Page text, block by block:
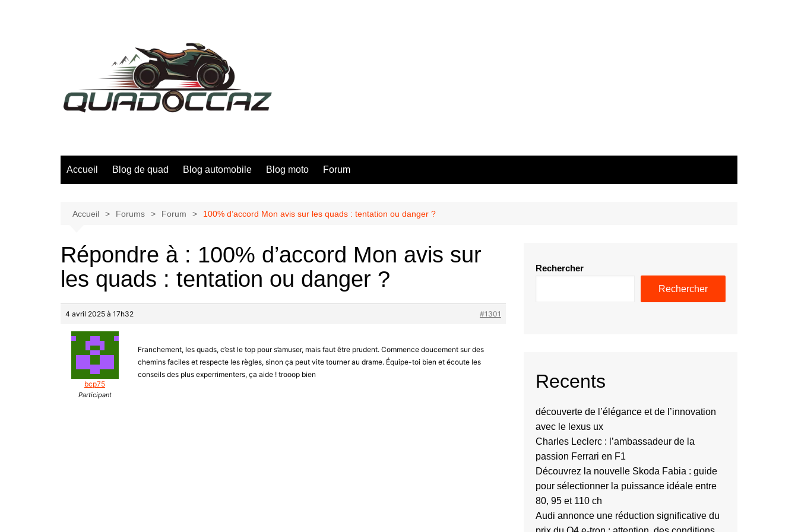
Accueil Blog de quad Blog automobile Blog moto Forum
Accueil Forums Forum 100% d’accord Mon avis sur les quads : tentation ou danger ?
Répondre à : 100% d’accord Mon avis sur
les quads : tentation ou danger ?
4 avril 2025 à 17h32 #1301
bcp75
Participant
Franchement, les quads, c’est le top pour s’amuser, mais faut être prudent. Commence doucement sur des
chemins faciles et respecte les règles, sinon ça peut vite tourner au drame. Équipe-toi bien et écoute les
conseils des plus experrimenters, ça aide ! trooop bien
Rechercher
Rechercher
Recents
découverte de l’élégance et de l’innovation
avec le lexus ux
Charles Leclerc : l’ambassadeur de la
passion Ferrari en F1
Découvrez la nouvelle Skoda Fabia : guide
pour sélectionner la puissance idéale entre
80, 95 et 110 ch
Audi annonce une réduction significative du